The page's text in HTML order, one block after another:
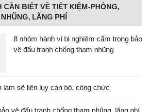
CẦN BIẾT VỀ TIẾT KIỆM-PHÒNG,
LÃNG PHÍ
8 nhóm hành vi bị nghiêm cấm trong bảo
vệ đấu tranh chống tham nhũng
làm sẽ liên lụy cán bộ, công chức
vệ đấu tranh chống tham nhũng, lãng phí,